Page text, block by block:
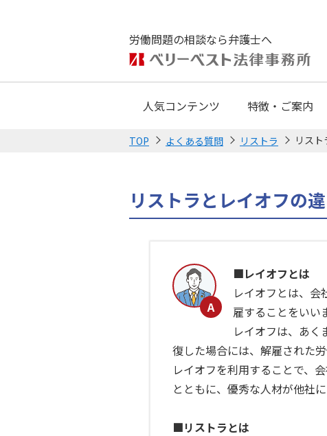
労働問題の相談なら弁護士へ
人気コンテンツ 特徴・ご案内
TOP よくある質問 リストラ リス
リストラとレイオフの
■レイオフとは
レイオフとは、
雇することをいい
レイオフは、あく
復した場合には、解雇された
レイオフを利用することで、
とともに、優秀な人材が他社
■リストラとは